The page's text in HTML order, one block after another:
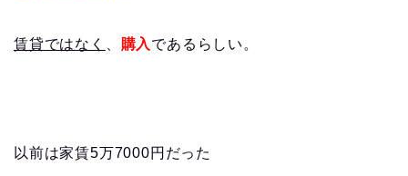
賃貸ではなく 、 購入であるらしい。
以前は家賃5万7000円だった